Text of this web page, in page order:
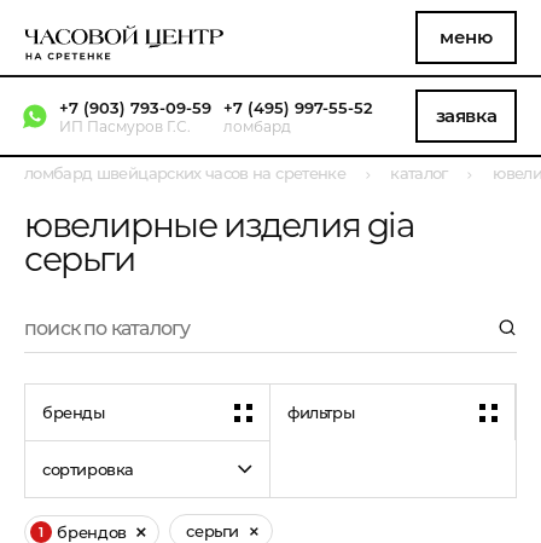
меню
+7 (903) 793-09-59
ИП Пасмуров Г.С.
+7 (495) 997-55-52
ломбард заявка
ломбард швейцарских часов на сретенке каталог
ювелирные изделия gia
серьги
бренды фильтры
сортировка
1 брендов серьги